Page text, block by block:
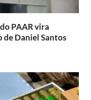
PAAR vira
de Daniel Santos